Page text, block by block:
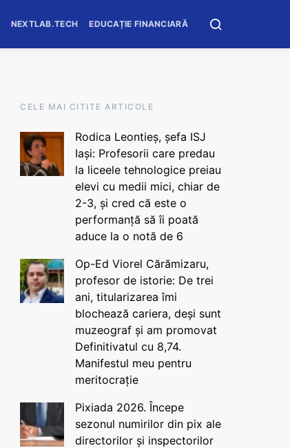
NEXTLAB.TECH EDUCAȚIE FINANCIARĂ
CELE MAI CITITE ARTICOLE
Rodica Leontieș, șefa ISJ
Iași: Profesorii care predau
la liceele tehnologice preiau
elevi cu medii mici, chiar de
2-3, și cred că este o
performanță să îi poată
aduce la o notă de 6
Op-Ed Viorel Cărămizaru,
profesor de istorie: De trei
ani, titularizarea îmi
blochează cariera, deși sunt
muzeograf și am promovat
Definitivatul cu 8,74.
Manifestul meu pentru
meritocrație
Pixiada 2026. Începe
sezonul numirilor din pix ale
directorilor și inspectorilor